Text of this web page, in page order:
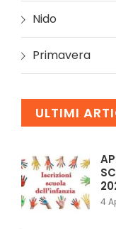
Nido
Primavera
ULTIMI
4